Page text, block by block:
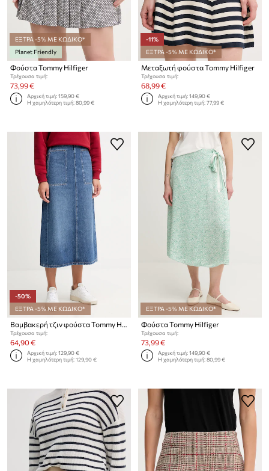
ΕΞΤΡΑ -5% ΜΕ ΚΩΔΙΚΟ*
Planet Friendly
Φούστα Tommy Hilfiger
Τρέχουσα τιμή:
73,99 €
Αρχική τιμή:159,90 €
Η χαμηλότερη τιμή:80,99 €
-11%
ΕΞΤΡΑ -5% ΜΕ ΚΩΔΙΚΟ*
Μεταξωτή φούστα Tommy Hilfiger
Τρέχουσα τιμή:
68,99 €
Αρχική τιμή:149,90 €
Η χαμηλότερη τιμή:77,99 €
-50%
ΕΞΤΡΑ -5% ΜΕ ΚΩΔΙΚΟ*
Βαμβακερή τζιν φούστα Tommy Hilfiger
Τρέχουσα τιμή:
64,90 €
Αρχική τιμή:129,90 €
Η χαμηλότερη τιμή:129,90 €
ΕΞΤΡΑ -5% ΜΕ ΚΩΔΙΚΟ*
Φούστα Tommy Hilfiger
Τρέχουσα τιμή:
73,99 €
Αρχική τιμή:149,90 €
Η χαμηλότερη τιμή:80,99 €